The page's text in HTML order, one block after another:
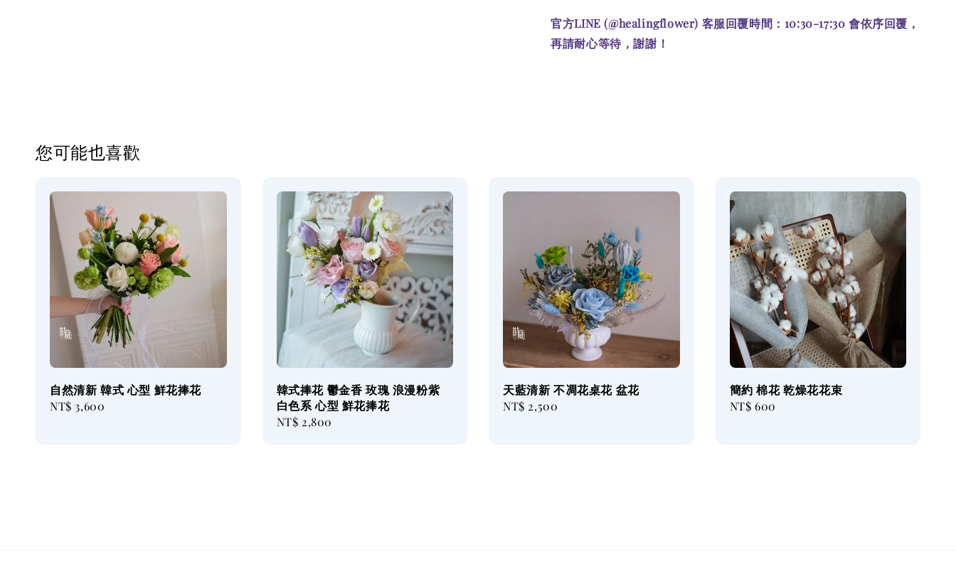
官方LINE (@healingflower) 客服回覆時間：10:30-17:30 會依序回覆，
再請耐心等待，謝謝！
您可能也喜歡
自然清新 韓式 心型 鮮花捧花
Regular
NT$ 3,600
韓式捧花 鬱金香 玫瑰 浪漫粉紫
白色系 心型 鮮花捧花
Regular
NT$ 2,800
天藍清新 不凋花桌花 盆花
Regular
NT$ 2,500
簡約 棉花 乾燥花花束
Regular
NT$ 600